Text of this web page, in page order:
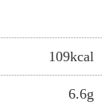
109kcal
6.6g